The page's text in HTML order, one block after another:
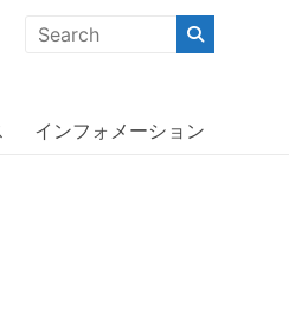
ストパフォーマンスの高い商
インフォメーション